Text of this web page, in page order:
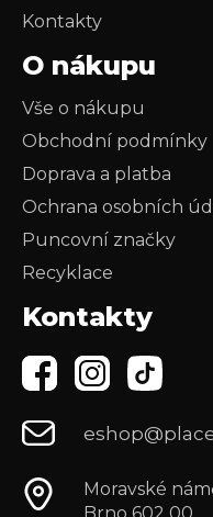
Kontakty
O nákupu
Vše o nákupu
Obchodní podmínky
Doprava a platba
Ochrana osobních
Puncovní značky
Recyklace
Kontakty
Moravské
Brno 602 00